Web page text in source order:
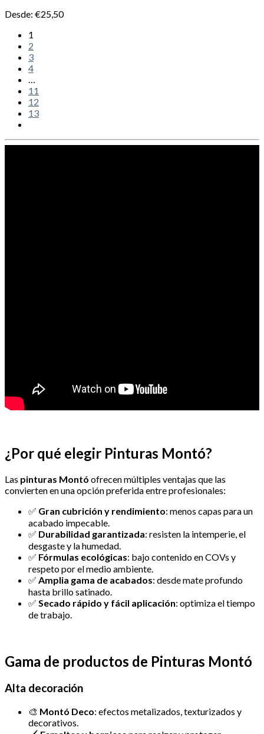
Desde: €25,50
1
2
3
4
…
11
12
13
¿Por qué elegir Pinturas Montó?
Las pinturas Montó ofrecen múltiples ventajas que las
convierten en una opción preferida entre profesionales:
✅ Gran cubrición y rendimiento: menos capas para un
acabado impecable.
✅ Durabilidad garantizada: resisten la intemperie, el
desgaste y la humedad.
✅ Fórmulas ecológicas: bajo contenido en COVs y
respeto por el medio ambiente.
✅ Amplia gama de acabados: desde mate profundo
hasta brillo satinado.
✅ Secado rápido y fácil aplicación: optimiza el tiempo
de trabajo.
Gama de productos de Pinturas Montó
Alta decoración
🎨 Montó Deco: efectos metalizados, texturizados y
decorativos.